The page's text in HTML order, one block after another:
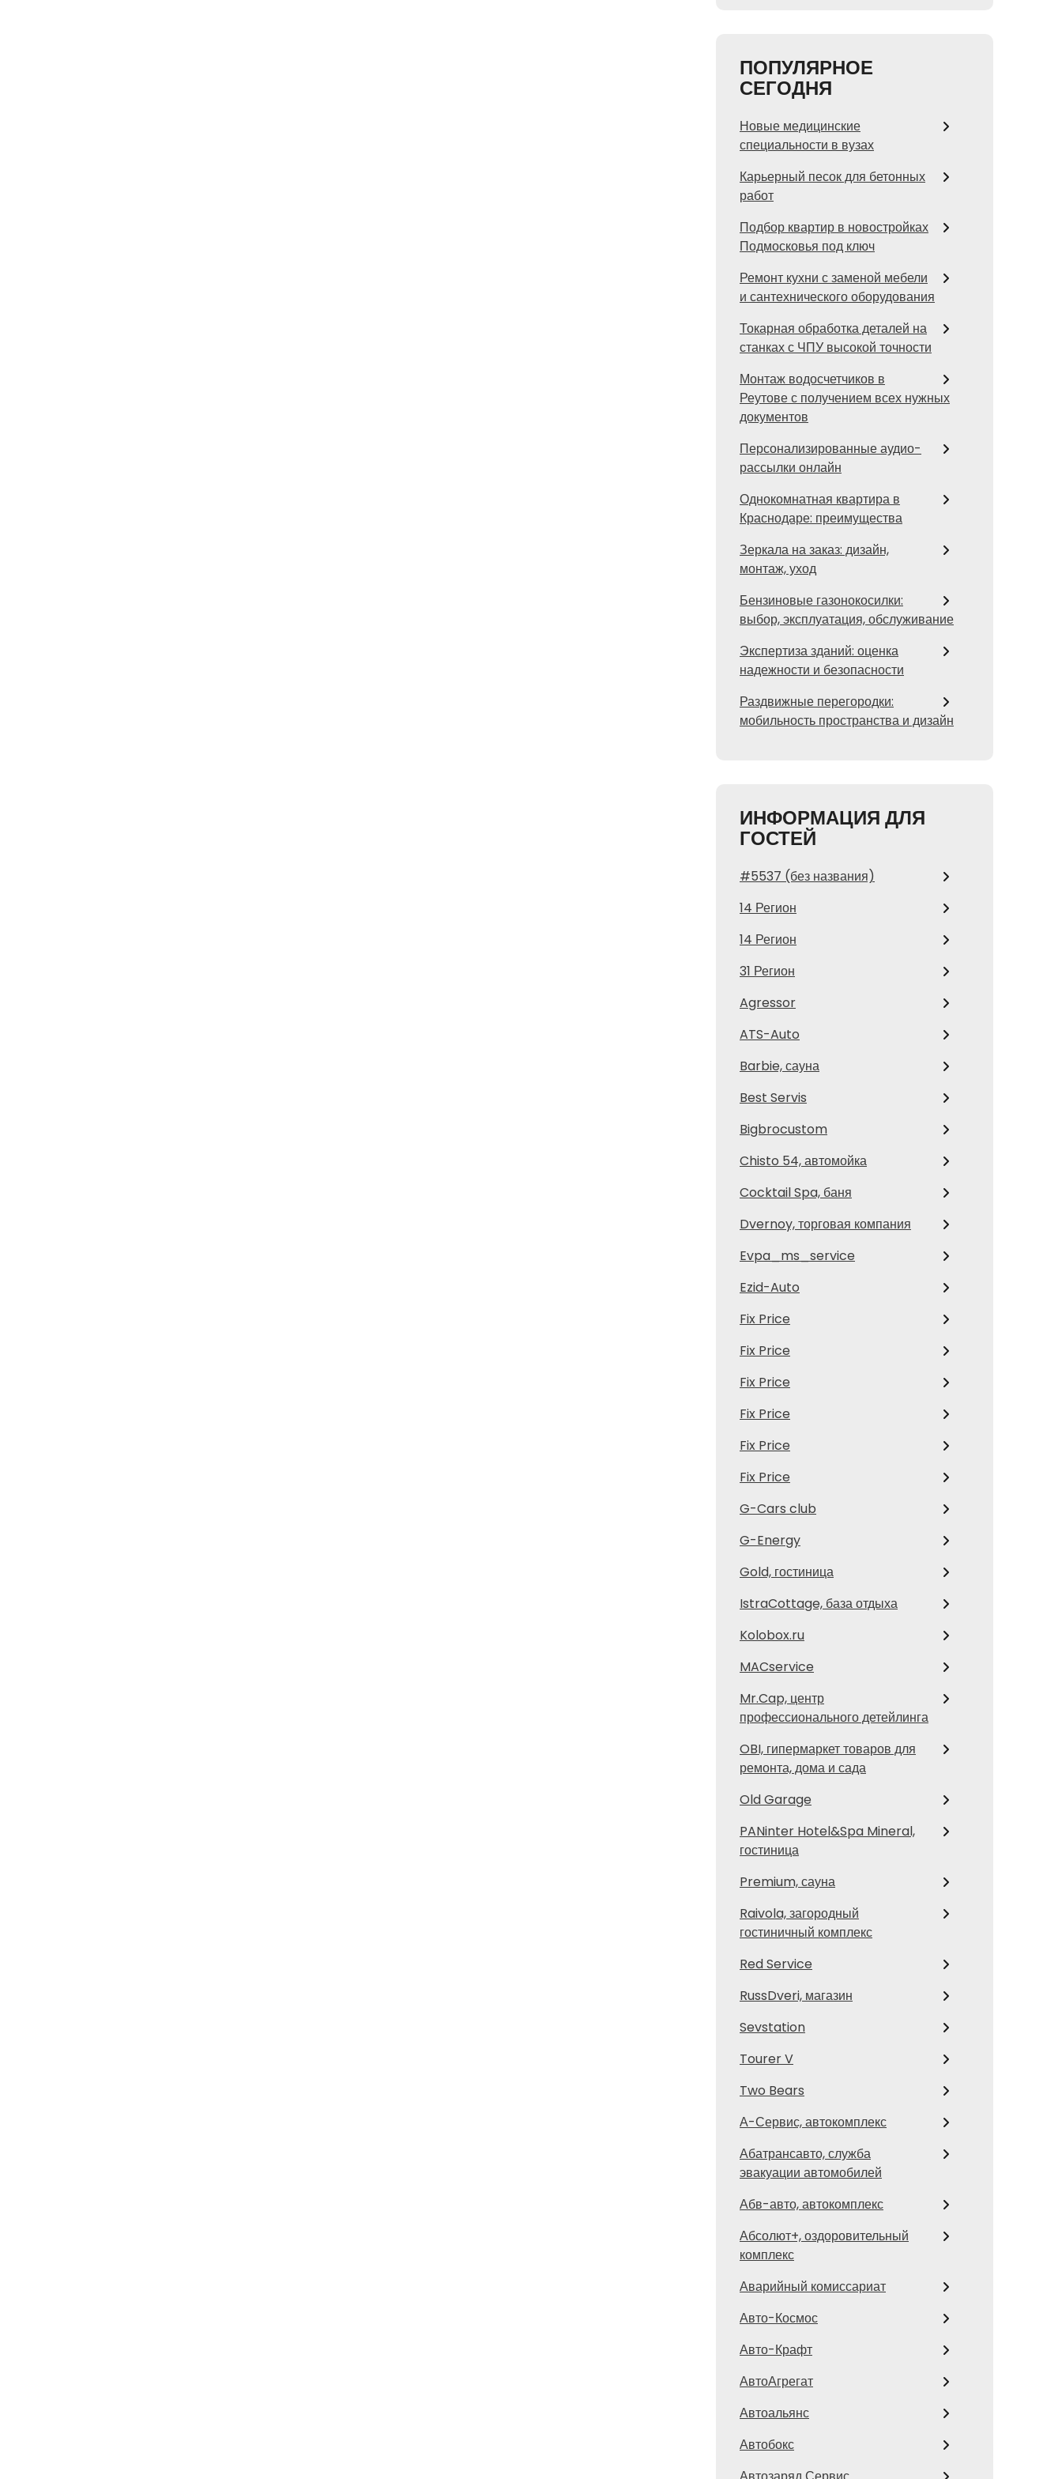
ПОПУЛЯРНОЕ
СЕГОДНЯ
Новые медицинские
специальности в вузах
Карьерный песок для бетонных
работ
Подбор квартир в новостройках
Подмосковья под ключ
Ремонт кухни с заменой мебели
и сантехнического оборудования
Токарная обработка деталей на
станках с ЧПУ высокой точности
Монтаж водосчетчиков в
Реутове с получением всех нужных
документов
Персонализированные аудио-
рассылки онлайн
Однокомнатная квартира в
Краснодаре: преимущества
Зеркала на заказ: дизайн,
монтаж, уход
Бензиновые газонокосилки:
выбор, эксплуатация, обслуживание
Экспертиза зданий: оценка
надежности и безопасности
Раздвижные перегородки:
мобильность пространства и дизайн
ИНФОРМАЦИЯ ДЛЯ
ГОСТЕЙ
#5537 (без названия)
14 Регион
14 Регион
31 Регион
Agressor
ATS-Auto
Barbie, сауна
Best Servis
Bigbrocustom
Chisto 54, автомойка
Cocktail Spa, баня
Dvernoy, торговая компания
Evpa_ms_service
Ezid-Auto
Fix Price
Fix Price
Fix Price
Fix Price
Fix Price
Fix Price
G-Cars club
G-Energy
Gold, гостиница
IstraCottage, база отдыха
Kolobox.ru
MACservice
Mr.Cap, центр
профессионального детейлинга
OBI, гипермаркет товаров для
ремонта, дома и сада
Old Garage
PANinter Hotel&Spa Mineral,
гостиница
Premium, сауна
Raivola, загородный
гостиничный комплекс
Red Service
RussDveri, магазин
Sevstation
Tourer V
Two Bears
А-Сервис, автокомплекс
Абатрансавто, служба
эвакуации автомобилей
Абв-авто, автокомплекс
Абсолют+, оздоровительный
комплекс
Аварийный комиссариат
Авто-Космос
Авто-Крафт
АвтоАгрегат
Автоальянс
Автобокс